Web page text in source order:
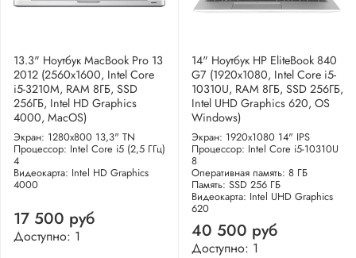
13.3" Ноутбук MacBook Pro 13
2012 (2560x1600, Intel Core
i5-3210M, RAM 8ГБ, SSD
256ГБ, Intel HD Graphics
4000, MacOS)
Экран: 1280x800 13,3" TN
Процессор: Intel Core i5 (2,5 ГГц)
4
Видеокарта: Intel HD Graphics
4000
17 500 руб
Доступно: 1
14" Ноутбук HP EliteBook 840
G7 (1920x1080, Intel Core i5-
10310U, RAM 8ГБ, SSD 256ГБ,
Intel UHD Graphics 620, OS
Windows)
Экран: 1920x1080 14" IPS
Процессор: Intel Core i5-10310U
8
Оперативная память: 8 ГБ
Память: SSD 256 ГБ
Видеокарта: Intel UHD Graphics
620
40 500 руб
Доступно: 1